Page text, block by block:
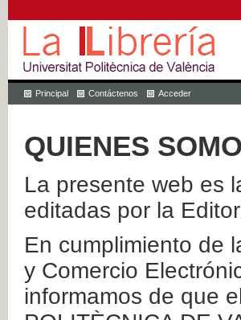
Principal Contáctenos Acceder
QUIENES
La presente web es
editadas por la
En cumplimiento de
y Comercio
informamos de que